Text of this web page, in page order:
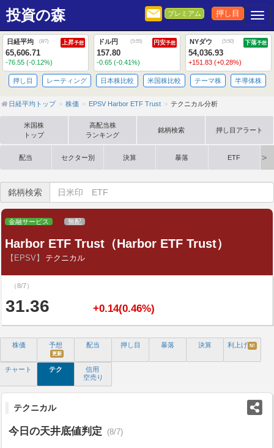
投資の森 プレミアム 押し目
日経平均 (8/7) 上昇予想
65,606.71
-76.55 (-0.12%)
ドル円 (5:55) 円安予想
157.80
-0.65 (-0.41%)
NYダウ (5:50) 下落予想
54,036.93
+151.83 (+0.28%)
押し目 レーティング 日本株比較 米国株比較 テーマ株 半導体株
日経平均トップ 株価 EPSV Harbor ETF Trust テクニカル分析
米国株
トップ
高配当株
ランキング
銘柄検索 押し目アラート
配当 セクター別 決算 暴落 ETF
銘柄検索
金融サービス 無配
Harbor ETF Trust（Harbor ETF Trust）
【EPSV】 テクニカル
（8/7）
31.36 +0.14(0.46%)
株価 予想
更新
配当 押し目 暴落 決算 利上げ N!
チャート テク
信用
空売り
テクニカル
今日の天井底値判定 (8/7)